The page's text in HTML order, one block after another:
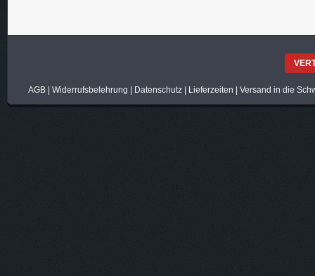
AGB| Widerrufsbelehrung Datenschutz| Lieferzeiten Versand in die